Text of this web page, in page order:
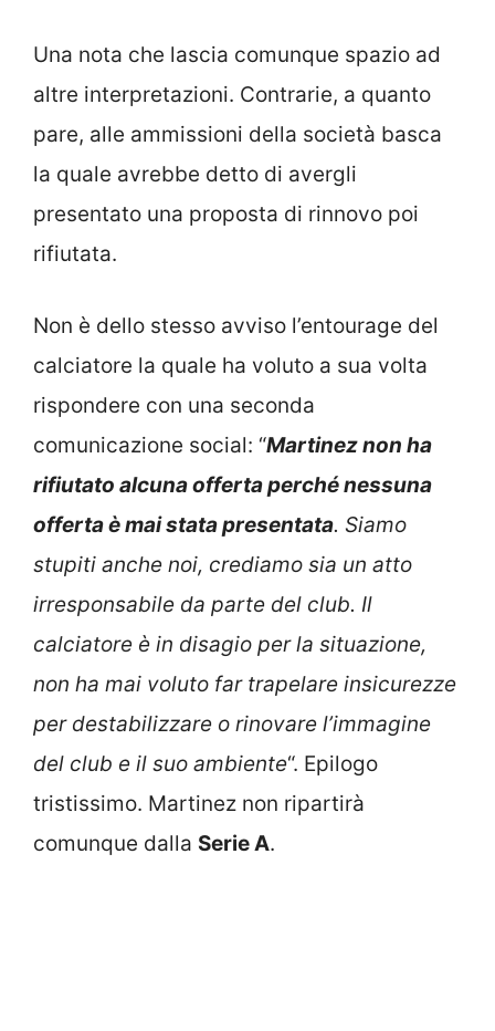
Una nota che lascia comunque spazio ad
altre interpretazioni. Contrarie, a quanto
pare, alle ammissioni della società basca
la quale avrebbe detto di avergli
presentato una proposta di rinnovo poi
rifiutata.
Non è dello stesso avviso l’entourage del
calciatore la quale ha voluto a sua volta
rispondere con una seconda
comunicazione social: “Martinez non ha
rifiutato alcuna offerta perché nessuna
offerta è mai stata presentata. Siamo
stupiti anche noi, crediamo sia un atto
irresponsabile da parte del club. Il
calciatore è in disagio per la situazione,
non ha mai voluto far trapelare insicurezze
per destabilizzare o rinovare l’immagine
del club e il suo ambiente“. Epilogo
tristissimo. Martinez non ripartirà
comunque dalla Serie A.